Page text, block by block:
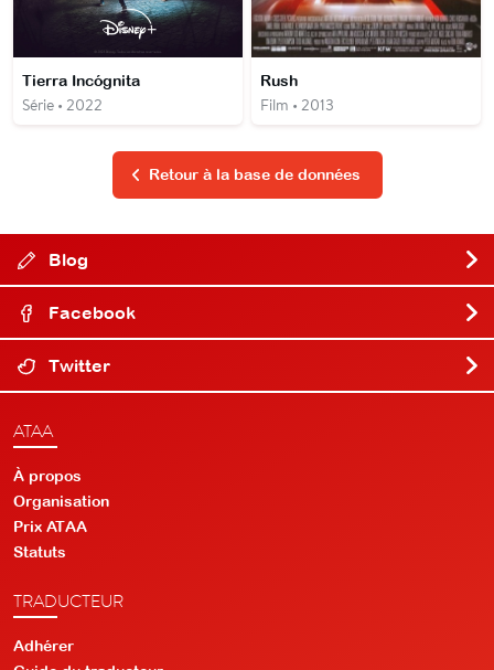
Tierra Incógnita
Série • 2022
Rush
Film • 2013
Retour à la base de données
Blog
Facebook
Twitter
ATAA
À propos
Organisation
Prix ATAA
Statuts
TRADUCTEUR
Adhérer